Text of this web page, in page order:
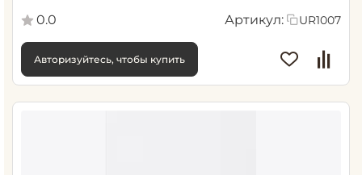
0.0
Артикул: UR1007
Авторизуйтесь, чтобы купить